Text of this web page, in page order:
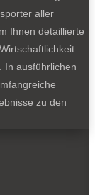
aller
Ihnen detaillierte
In ausführlichen
zu den